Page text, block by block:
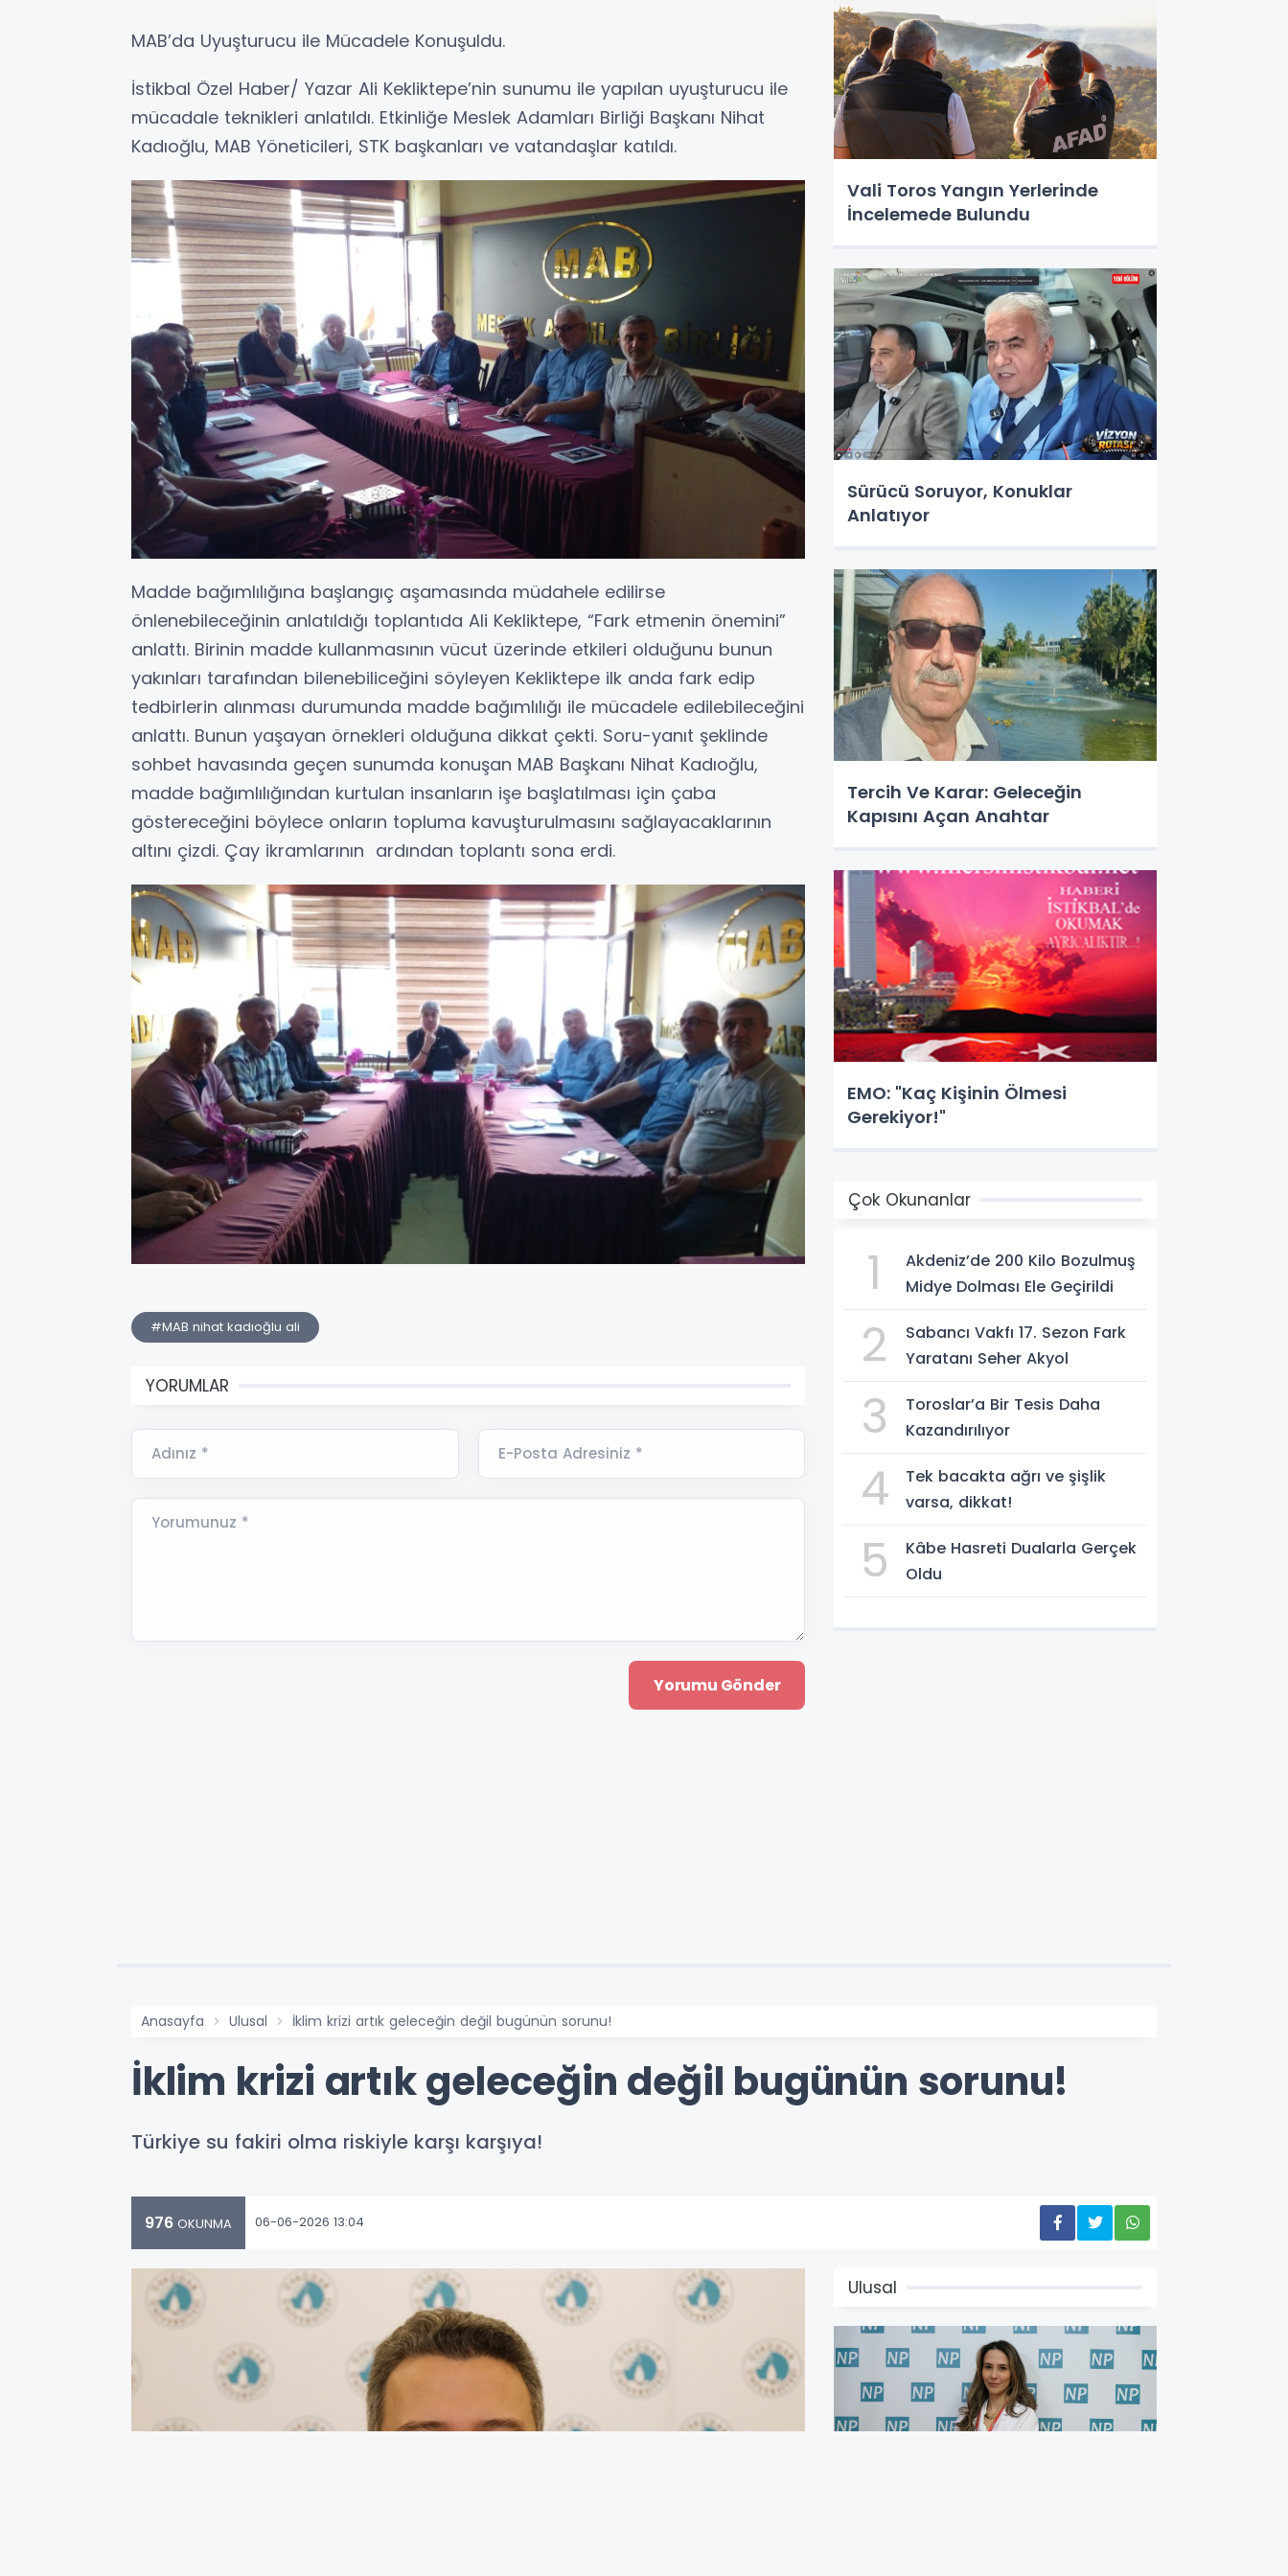
MAB’da Uyuşturucu ile Mücadele Konuşuldu.
İstikbal Özel Haber/ Yazar Ali Kekliktepe’nin sunumu ile yapılan uyuşturucu ile
mücadale teknikleri anlatıldı. Etkinliğe Meslek Adamları Birliği Başkanı Nihat
Kadıoğlu, MAB Yöneticileri, STK başkanları ve vatandaşlar katıldı.
Madde bağımlılığına başlangıç aşamasında müdahele edilirse
önlenebileceğinin anlatıldığı toplantıda Ali Kekliktepe, “Fark etmenin önemini”
anlattı. Birinin madde kullanmasının vücut üzerinde etkileri olduğunu bunun
yakınları tarafından bilenebiliceğini söyleyen Kekliktepe ilk anda fark edip
tedbirlerin alınması durumunda madde bağımlılığı ile mücadele edilebileceğini
anlattı. Bunun yaşayan örnekleri olduğuna dikkat çekti. Soru-yanıt şeklinde
sohbet havasında geçen sunumda konuşan MAB Başkanı Nihat Kadıoğlu,
madde bağımlılığından kurtulan insanların işe başlatılması için çaba
göstereceğini böylece onların topluma kavuşturulmasını sağlayacaklarının
altını çizdi. Çay ikramlarının ardından toplantı sona erdi.
#MAB nihat kadıoğlu ali
YORUMLAR
Adınız * E-Posta Adresiniz *
Yorumunuz *
Vali Toros Yangın Yerlerinde
İncelemede Bulundu
Sürücü Soruyor, Konuklar
Anlatıyor
Tercih Ve Karar: Geleceğin
Kapısını Açan Anahtar
EMO: "Kaç Kişinin Ölmesi
Gerekiyor!"
Çok Okunanlar
1
Akdeniz’de 200 Kilo Bozulmuş
Midye Dolması Ele Geçirildi
2
Sabancı Vakfı 17. Sezon Fark
Yaratanı Seher Akyol
3
Toroslar’a Bir Tesis Daha
Kazandırılıyor
4
Tek bacakta ağrı ve şişlik
varsa, dikkat!
5
Kâbe Hasreti Dualarla Gerçek
Oldu
Anasayfa Ulusal İklim krizi artık geleceğin değil bugünün sorunu!
İklim krizi artık geleceğin değil bugünün sorunu!
Türkiye su fakiri olma riskiyle karşı karşıya!
976 OKUNMA 06-06-2026 13:04
Ulusal